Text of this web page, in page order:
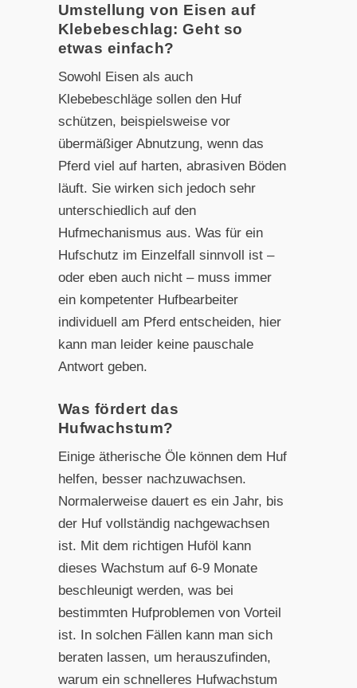
Umstellung von Eisen auf
Klebebeschlag: Geht so
etwas einfach?
Sowohl Eisen als auch
Klebebeschläge sollen den Huf
schützen, beispielsweise vor
übermäßiger Abnutzung, wenn das
Pferd viel auf harten, abrasiven Böden
läuft. Sie wirken sich jedoch sehr
unterschiedlich auf den
Hufmechanismus aus. Was für ein
Hufschutz im Einzelfall sinnvoll ist –
oder eben auch nicht – muss immer
ein kompetenter Hufbearbeiter
individuell am Pferd entscheiden, hier
kann man leider keine pauschale
Antwort geben.
Was fördert das
Hufwachstum?
Einige ätherische Öle können dem Huf
helfen, besser nachzuwachsen.
Normalerweise dauert es ein Jahr, bis
der Huf vollständig nachgewachsen
ist. Mit dem richtigen Huföl kann
dieses Wachstum auf 6-9 Monate
beschleunigt werden, was bei
bestimmten Hufproblemen von Vorteil
ist. In solchen Fällen kann man sich
beraten lassen, um herauszufinden,
warum ein schnelleres Hufwachstum